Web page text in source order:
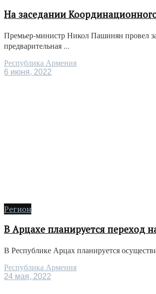
На заседании
Премьер-министр Никол Пашинян провел
предварительная ...
Республика Армения
6 июня, 2022
Регион
В Арцахе планируется переход
В Республике Арцах планируется
Республика Армения
24 мая, 2022